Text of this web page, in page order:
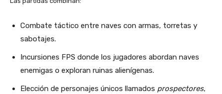
Combate táctico entre naves con armas, torretas y
sabotajes.
Incursiones FPS donde los jugadores abordan naves
enemigas o exploran ruinas alienígenas.
Elección de personajes únicos llamados prospectores,